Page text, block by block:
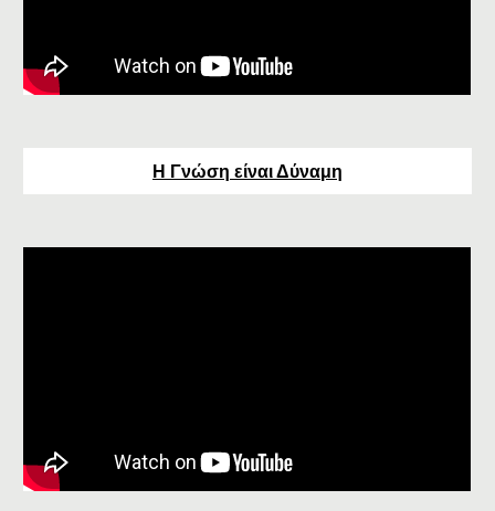
Η Γνώση είναι Δύναμη